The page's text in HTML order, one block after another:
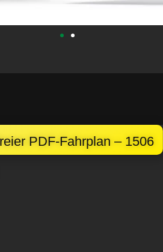
PDF-Fahrplan – 1506